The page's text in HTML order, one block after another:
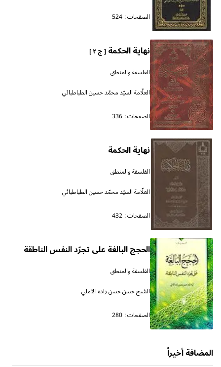
الصفحات : 524
نهاية الحكمة[ ج ٢ ]
الفلسفة والمنطق
العلّامة السيّد محمّد حسين الطباطبائي
الصفحات : 336
نهاية الحكمة
الفلسفة والمنطق
العلّامة السيّد محمّد حسين الطباطبائي
الصفحات : 432
الحجج البالغة على تجرّد النفس الناطقة
الفلسفة والمنطق
الشيخ حسن حسن زاده الآملي
الصفحات : 280
المضافة أخيراً